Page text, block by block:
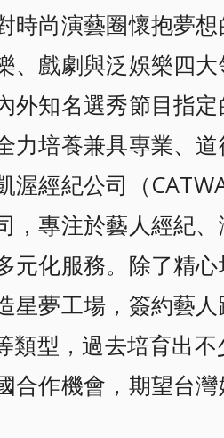
時尚演藝圈懷抱夢
戲劇與泛娛樂四
外知名選秀節目指
力培養兼具專業、
渥經紀公司（
，專注於藝人經紀
元化服務。除了精
星夢工場，簽約藝
類型，過去培育出
合作機會，期望台